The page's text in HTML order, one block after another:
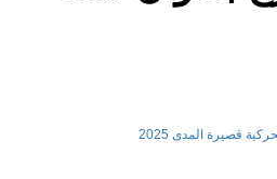
إعلان بخصوص تمديد آجال الترشح للحركية قصيرة المدى 2025